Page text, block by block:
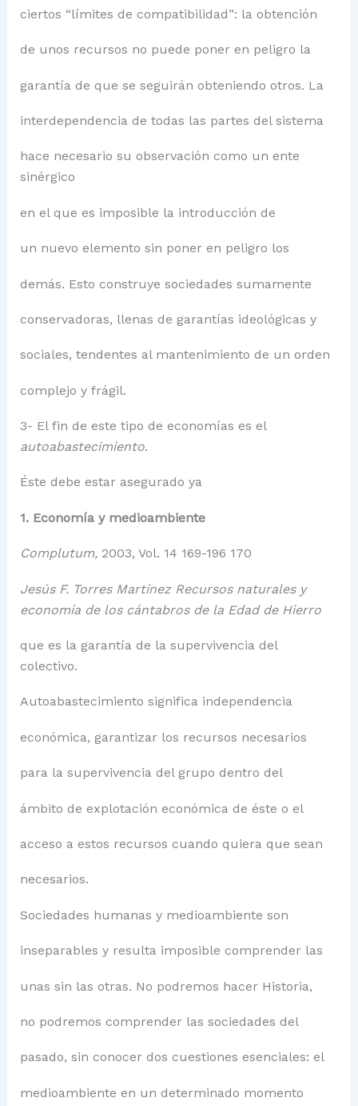
ciertos “límites de compatibilidad”: la obtención
de unos recursos no puede poner en peligro la
garantía de que se seguirán obteniendo otros. La
interdependencia de todas las partes del sistema
hace necesario su observación como un ente
sinérgico
en el que es imposible la introducción de
un nuevo elemento sin poner en peligro los
demás. Esto construye sociedades sumamente
conservadoras, llenas de garantías ideológicas y
sociales, tendentes al mantenimiento de un orden
complejo y frágil.
3- El fin de este tipo de economías es el
autoabastecimiento.
Éste debe estar asegurado ya
1. Economía y medioambiente
Complutum, 2003, Vol. 14 169-196 170
Jesús F. Torres Martínez Recursos naturales y
economía de los cántabros de la Edad de Hierro
que es la garantía de la supervivencia del
colectivo.
Autoabastecimiento significa independencia
económica, garantizar los recursos necesarios
para la supervivencia del grupo dentro del
ámbito de explotación económica de éste o el
acceso a estos recursos cuando quiera que sean
necesarios.
Sociedades humanas y medioambiente son
inseparables y resulta imposible comprender las
unas sin las otras. No podremos hacer Historia,
no podremos comprender las sociedades del
pasado, sin conocer dos cuestiones esenciales: el
medioambiente en un determinado momento